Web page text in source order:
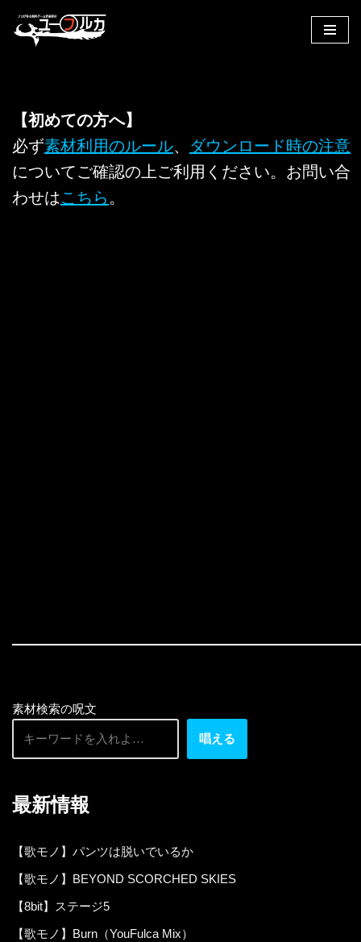
へ
キ
ッ
【初めての方へ】
必ず素材利用のルール、 ダウンロード時の注意
についてご確認の上ご利用ください。お問い合
わせはこちら 。
素材検索の呪文
唱える
最新情報
【歌モノ】パンツは脱いでいるか
【歌モノ】BEYOND SCORCHED SKIES
【8bit】ステージ5
【歌モノ】Burn（YouFulca Mix）